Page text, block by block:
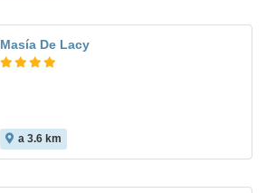
Masía De Lacy
a 3.6 km